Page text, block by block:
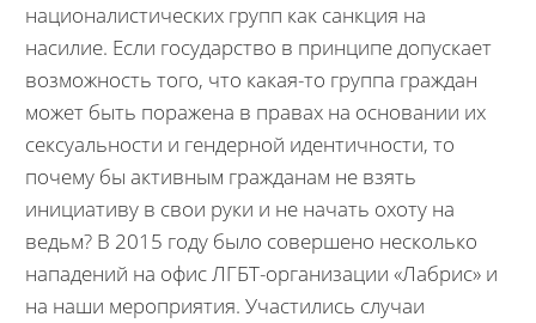
националистических групп как санкция на
насилие. Если государство в принципе допускает
возможность того, что какая-то группа граждан
может быть поражена в правах на основании их
сексуальности и гендерной идентичности, то
почему бы активным гражданам не взять
инициативу в свои руки и не начать охоту на
ведьм? В 2015 году было совершено несколько
нападений на офис ЛГБТ-организации «Лабрис» и
на наши мероприятия. Участились случаи